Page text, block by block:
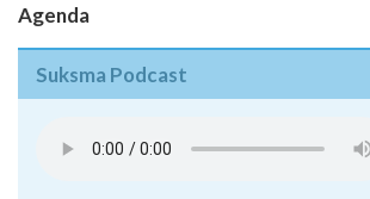
Agenda
Suksma Podcast